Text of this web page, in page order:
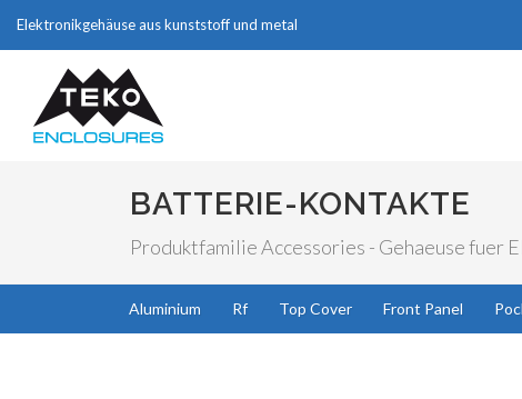
Elektronikgehäuse aus kunststoff und metal
BATTERIE-KONTAKTE
Produktfamilie Accessories - Gehaeuse fuer
Aluminium Rf Top Cover Front Panel